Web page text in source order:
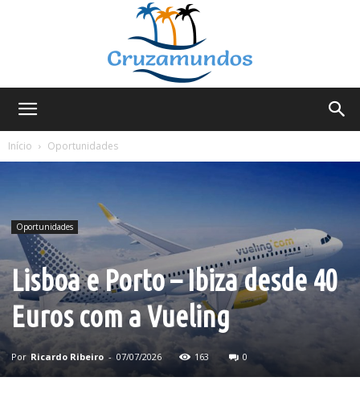
Início
Oportunidades
Oportunidades
Lisboa e Porto – Ibiza desde 40
Euros com a Vueling
Por Ricardo Ribeiro - 07/07/2026 163 0